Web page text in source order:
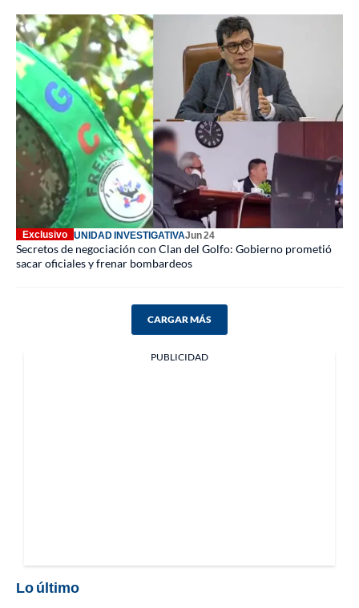
Exclusivo UNIDAD INVESTIGATIVAJun 24
Secretos de negociación con Clan del Golfo: Gobierno prometió
sacar oficiales y frenar bombardeos
CARGAR MÁS
PUBLICIDAD
Lo último